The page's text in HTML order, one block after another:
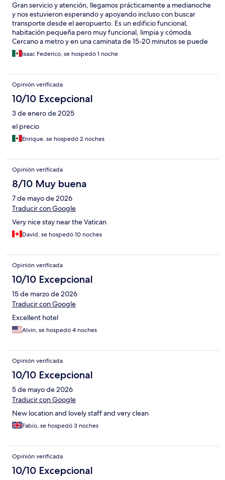
Gran servicio y atención, llegamos prácticamente a medianoche
y nos estuvieron esperando y apoyando incluso con buscar
transporte desde el aeropuerto. Es un edificio funcional,
habitación pequeña pero muy funcional, limpia y cómoda.
Cercano a metro y en una caminata de 15-20 minutos se puede
llegar al Vaticano y otros sitios de interés.
Isaac Federico, se hospedó 1 noche
Opinión verificada
10/10 Excepcional
3 de enero de 2025
el precio
Enrique, se hospedó 2 noches
Opinión verificada
8/10 Muy buena
7 de mayo de 2026
Traducir con Google
Very nice stay near the Vatican
David, se hospedó 10 noches
Opinión verificada
10/10 Excepcional
15 de marzo de 2026
Traducir con Google
Excellent hotel
Alvin, se hospedó 4 noches
Opinión verificada
10/10 Excepcional
5 de mayo de 2026
Traducir con Google
New location and lovely staff and very clean
Fabio, se hospedó 3 noches
Opinión verificada
10/10 Excepcional